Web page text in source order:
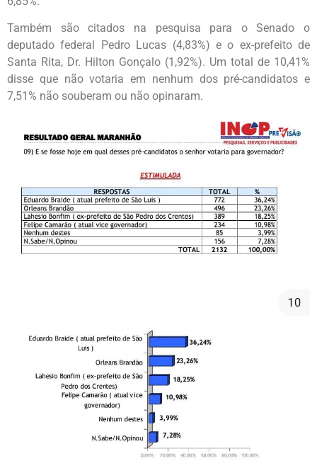
Também são citados na pesquisa para o Senado o
deputado federal Pedro Lucas (4,83%) e o ex-prefeito de
Santa Rita, Dr. Hilton Gonçalo (1,92%). Um total de 10,41%
disse que não votaria em nenhum dos pré-candidatos e
7,51% não souberam ou não opinaram.